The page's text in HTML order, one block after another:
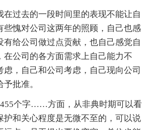
在过去的一段时间里的表现不能让自
些愧对公司这两年的照顾，自己也感
有给公司做过点贡献，也自己感觉自
在公司的各方面需求上自己能力不
，自己和公司考虑，自己现向公司
批准。
个字……方面，从非典时期可以看
护和关心程度是无微不至的，可以说